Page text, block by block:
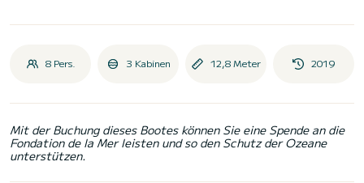
8 Pers. 3 Kabinen 12,8 Meter 2019
Mit der Buchung dieses Bootes können Sie eine Spende an die
Fondation de la Mer leisten und so den Schutz der Ozeane
unterstützen.